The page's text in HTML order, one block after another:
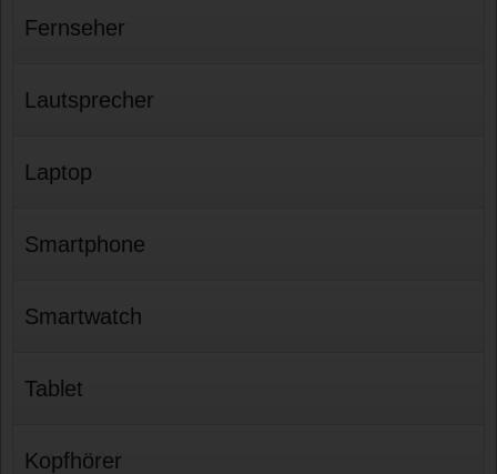
Fernseher
Lautsprecher
Laptop
Smartphone
Smartwatch
Tablet
Kopfhörer